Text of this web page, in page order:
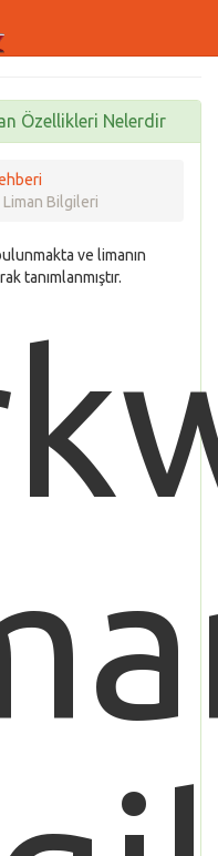
Özellikleri Nelerdir
Bilgileri
ve limanın
tanımlanmıştır.